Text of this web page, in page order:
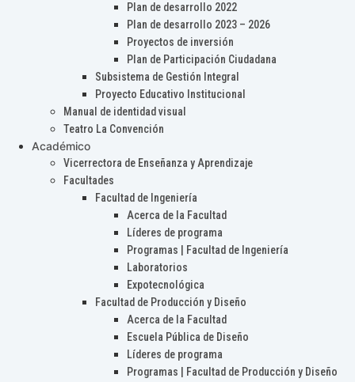
Plan de desarrollo 2022
Plan de desarrollo 2023 – 2026
Proyectos de inversión
Plan de Participación Ciudadana
Subsistema de Gestión Integral
Proyecto Educativo Institucional
Manual de identidad visual
Teatro La Convención
Académico
Vicerrectora de Enseñanza y Aprendizaje
Facultades
Facultad de Ingeniería
Acerca de la Facultad
Líderes de programa
Programas | Facultad de Ingeniería
Laboratorios
Expotecnológica
Facultad de Producción y Diseño
Acerca de la Facultad
Escuela Pública de Diseño
Líderes de programa
Programas | Facultad de Producción y Diseño